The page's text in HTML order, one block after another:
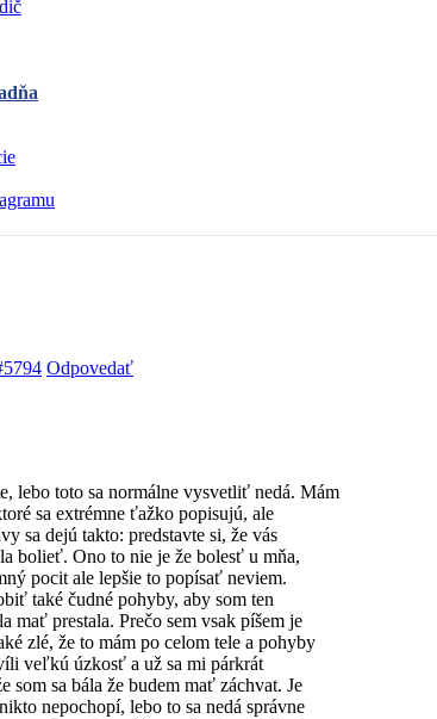
Odpovedať
lebo toto sa normálne vysvetliť nedá. Mám
sa extrémne ťažko popisujú, ale
sa dejú takto: predstavte si, že vás
bolieť. Ono to nie je že bolesť u mňa,
pocit ale lepšie to popísať neviem.
také čudné pohyby, aby som ten
mať prestala. Prečo sem vsak píšem je
zlé, že to mám po celom tele a pohyby
veľkú úzkosť a už sa mi párkrát
som sa bála že budem mať záchvat. Je
nepochopí, lebo to sa nedá správne